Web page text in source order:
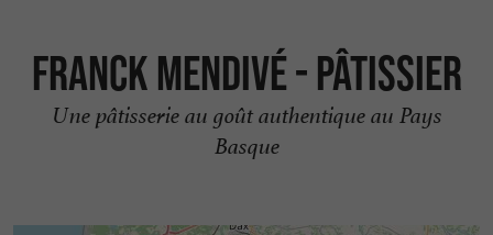
Franck Mendivé - Pâtissier
Une pâtisserie au goût authentique au Pays
Basque